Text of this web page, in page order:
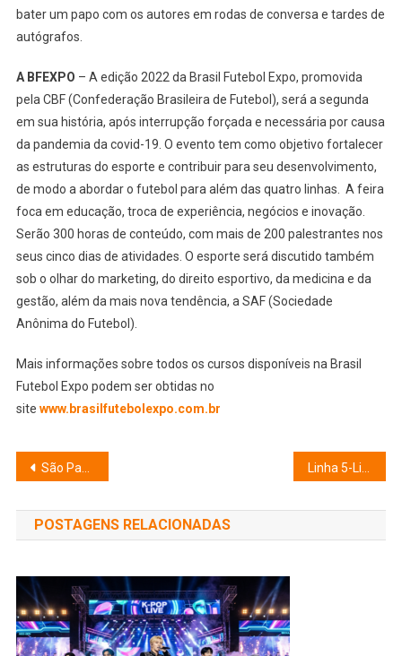
bater um papo com os autores em rodas de conversa e tardes de
autógrafos.
A BFEXPO – A edição 2022 da Brasil Futebol Expo, promovida
pela CBF (Confederação Brasileira de Futebol), será a segunda
em sua história, após interrupção forçada e necessária por causa
da pandemia da covid-19. O evento tem como objetivo fortalecer
as estruturas do esporte e contribuir para seu desenvolvimento,
de modo a abordar o futebol para além das quatro linhas. A feira
foca em educação, troca de experiência, negócios e inovação.
Serão 300 horas de conteúdo, com mais de 200 palestrantes nos
seus cinco dias de atividades. O esporte será discutido também
sob o olhar do marketing, do direito esportivo, da medicina e da
gestão, além da mais nova tendência, a SAF (Sociedade
Anônima do Futebol).
Mais informações sobre todos os cursos disponíveis na Brasil
Futebol Expo podem ser obtidas no
site www.brasilfutebolexpo.com.br
Navegação
de
Post
São Paulo lança roteiro dos 200 anos da Independência
POSTAGENS RELACIONADAS